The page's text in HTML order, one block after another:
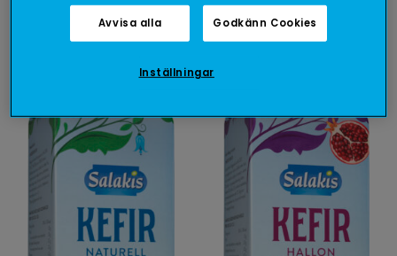
1000 g
Avvisa alla Godkänn Cookies
Inställningar